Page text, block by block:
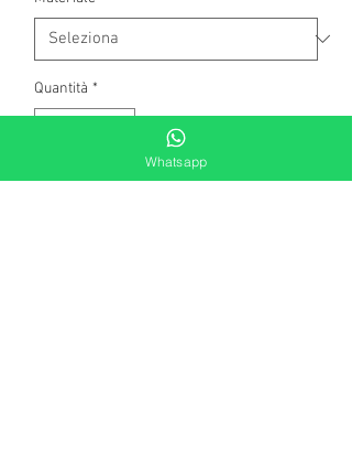
Quantità *
Whatsapp